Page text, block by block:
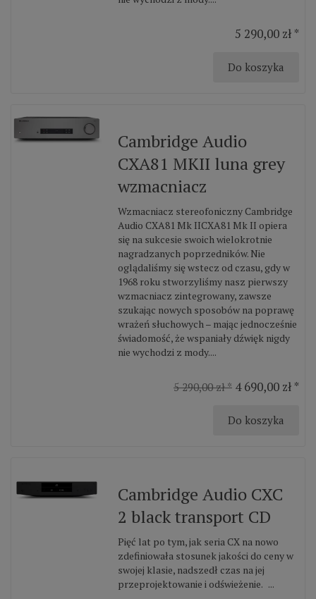
5 290,00 zł *
Do koszyka
Cambridge Audio
CXA81 MKII luna grey
wzmacniacz
Wzmacniacz stereofoniczny Cambridge
Audio CXA81 Mk IICXA81 Mk II opiera
się na sukcesie swoich wielokrotnie
nagradzanych poprzedników. Nie
oglądaliśmy się wstecz od czasu, gdy w
1968 roku stworzyliśmy nasz pierwszy
wzmacniacz zintegrowany, zawsze
szukając nowych sposobów na poprawę
wrażeń słuchowych – mając jednocześnie
świadomość, że wspaniały dźwięk nigdy
nie wychodzi z mody....
5 290,00 zł * 4 690,00 zł *
Do koszyka
Cambridge Audio CXC
2 black transport CD
Pięć lat po tym, jak seria CX na nowo
zdefiniowała stosunek jakości do ceny w
swojej klasie, nadszedł czas na jej
przeprojektowanie i odświeżenie. ...